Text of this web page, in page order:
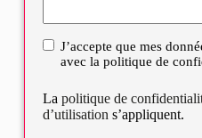
RGPDJ’accepte que mes
avec la politique de
La politique de
d’utilisation s’appliquent.